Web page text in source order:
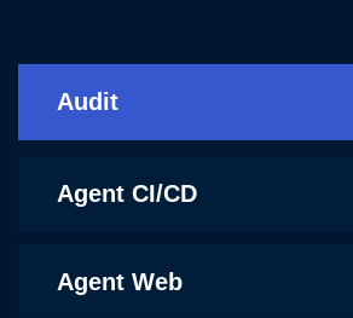
Audit
Agent CI/CD
Agent Web